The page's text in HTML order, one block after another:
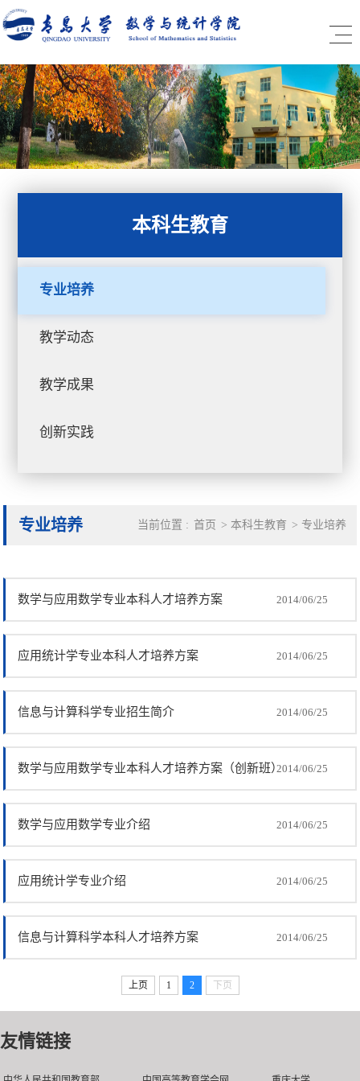
本科生教育
专业培养
教学动态
教学成果
创新实践
专业培养 当前位置 : 首页 > 本科生教育 > 专业培养
数学与应用数学专业本科人才培养方案 2014/06/25
应用统计学专业本科人才培养方案 2014/06/25
信息与计算科学专业招生简介 2014/06/25
数学与应用数学专业本科人才培养方案（创新班）2014/06/25
数学与应用数学专业介绍 2014/06/25
应用统计学专业介绍 2014/06/25
信息与计算科学本科人才培养方案 2014/06/25
上页 1 2 下页
友情链接